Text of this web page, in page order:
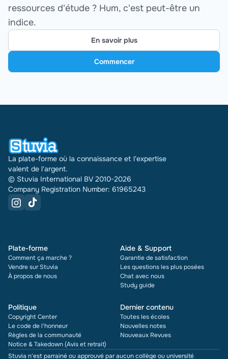
ressources d'étude ? Hum, c'est peut-être un
indice.
En savoir plus
Commencer
La plate-forme où la connaissance et l'expertise
valent de l'argent.
© Stuvia International BV 2010-2026
Company Registration Number: 61965243
Plate-forme
Comment ça marche ?
Vendre sur Stuvia
À propos de nous
Aide & Support
Garantie de satisfaction
Les questions les plus posées
Chat avec nous
Study guide
Politique
Copyright Center
Le code de l'honneur
Règles de la communauté
Notice & Takedown (Avis et retrait)
Dernier contenu
Toutes les écoles
Nouvelles notes
Nouveaux Revues
Stuvia n'est parrainé ou approuvé par aucun collège ou université